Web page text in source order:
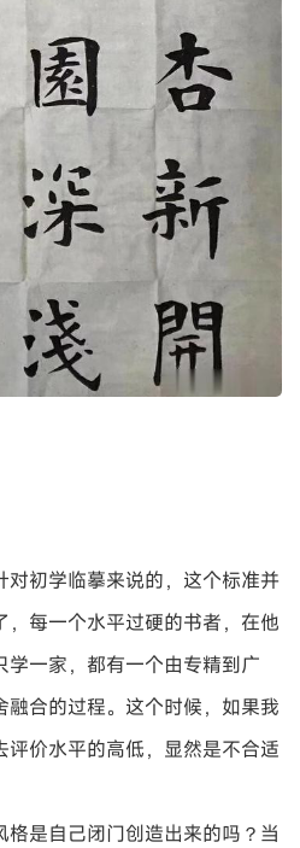
对初学临摹来说的，这个标准并
，每一个水平过硬的书者，在他
一家，都有一个由专精到广
合的过程。这个时候，如果我
价水平的高低，显然是不合适
是自己闭门创造出来的吗？当